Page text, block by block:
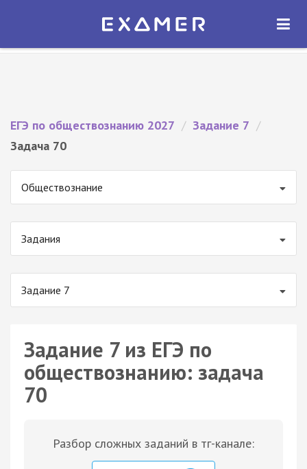
Экзамер — ЕГЭ 2027
ОТКРЫТЬ
ЕГЭ по обществознанию 2027 / Задание 7 /
Задача 70
Обществознание
Задания
Задание 7
Задание 7 из ЕГЭ по
обществознанию: задача
70
Разбор сложных заданий в тг-канале: